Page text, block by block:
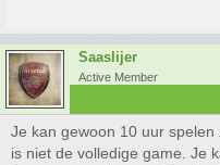
Saaslijer
Active Member
Je kan gewoon 10 uur
is niet de volledige game. Je